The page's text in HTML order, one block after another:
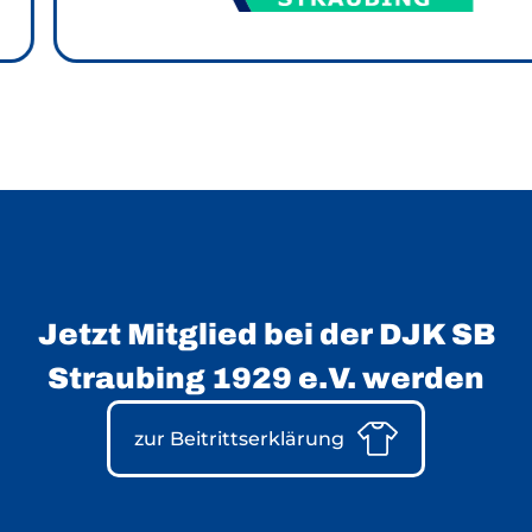
Jetzt Mitglied bei der DJK SB
Straubing 1929 e.V. werden
zur Beitrittserklärung